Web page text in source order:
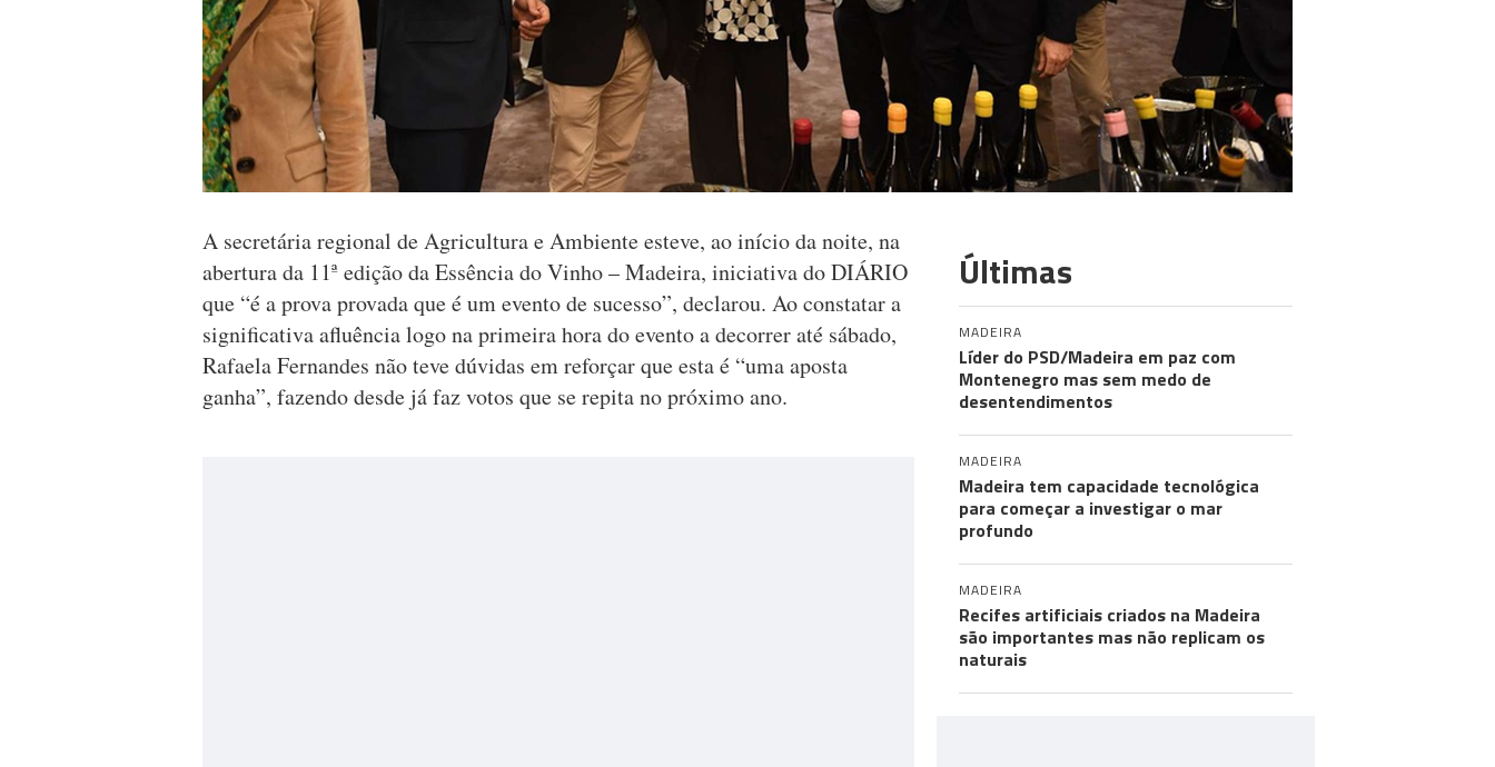
A secretária regional de Agricultura e Ambiente esteve, ao início da noite, na
abertura da 11ª edição da Essência do Vinho – Madeira, iniciativa do DIÁRIO
que “é a prova provada que é um evento de sucesso”, declarou. Ao constatar a
significativa afluência logo na primeira hora do evento a decorrer até sábado,
Rafaela Fernandes não teve dúvidas em reforçar que esta é “uma aposta
ganha”, fazendo desde já faz votos que se repita no próximo ano.
Últimas
MADEIRA
Líder do PSD/Madeira em paz com
Montenegro mas sem medo de
desentendimentos
MADEIRA
Madeira tem capacidade tecnológica
para começar a investigar o mar
profundo
MADEIRA
Recifes artificiais criados na Madeira
são importantes mas não replicam os
naturais